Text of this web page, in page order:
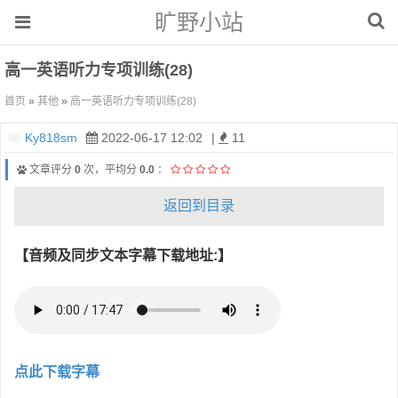
旷野小站
高一英语听力专项训练(28)
首页 » 其他 » 高一英语听力专项训练(28)
Ky818sm 2022-06-17 12:02 | 11
文章评分 0 次，平均分 0.0 ：
返回到目录
【音频及同步文本字幕下载地址:】
点此下载字幕